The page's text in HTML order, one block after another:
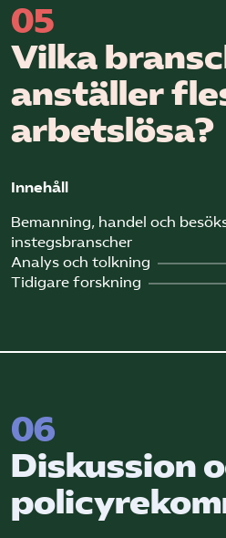
05
Vilka
anställer
arbetslösa?
Innehåll
Bemanning, handel och
instegsbranscher
Analys och tolkning
Tidigare forskning
06
Diskussion